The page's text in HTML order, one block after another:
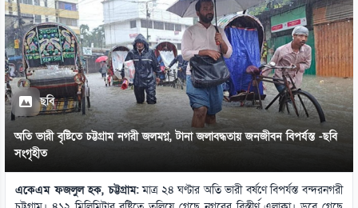
ছবি
অতি ভারী বৃষ্টিতে চট্টগ্রাম নগরী জলমগ্ন, টানা জলাবদ্ধতায় জনজীবন বিপর্যস্ত -ছবি
সংগৃহীত
একেএম ফজলুল হক, চট্টগ্রাম:মাত্র ২৪ ঘণ্টার অতি ভারী বর্ষণে বিপর্যস্ত বন্দরনগরী